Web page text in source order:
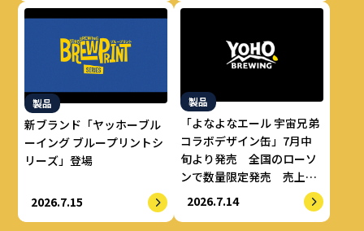
製品
新ブランド「ヤッホーブル
ーイング ブループリントシ
リーズ」登場
2026.7.15
製品
「よなよなエール 宇宙兄弟
コラボデザイン缶」7月中
旬より発売 全国のローソ
ンで数量限定発売 売上の
一部をALS治療研究費とし
2026.7.14